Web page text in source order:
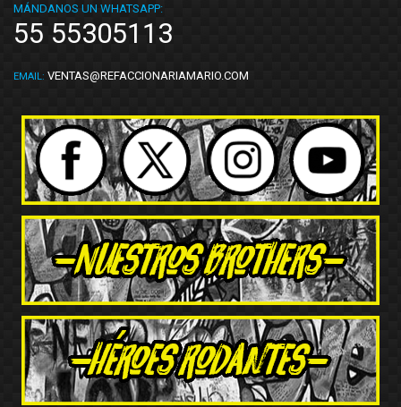
MÁNDANOS UN WHATSAPP:
55 55305113
EMAIL: VENTAS@REFACCIONARIAMARIO.COM